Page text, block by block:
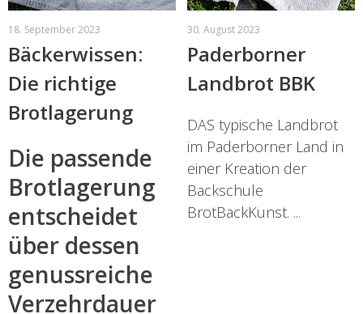
18. September 2023
Bäckerwissen:
Die richtige
Brotlagerung
Die passende
Brotlagerung
entscheidet
über dessen
genussreiche
Verzehrdauer
30. August 2023
Paderborner
Landbrot BBK
DAS typische Landbrot
im Paderborner Land in
einer Kreation der
Backschule
BrotBackKunst. ...